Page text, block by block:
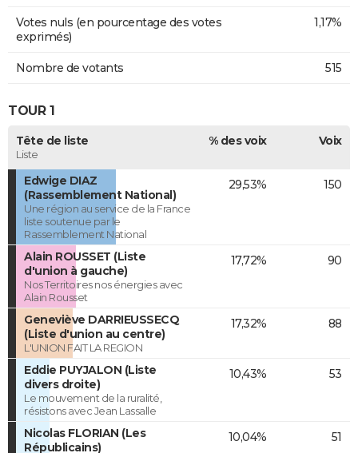
Votes nuls (en pourcentage des votes
exprimés)
1,17%
Nombre de votants 515
TOUR 1
Tête de liste
Liste
% des voix Voix
Edwige DIAZ
(Rassemblement National)
Une région au service de la France
liste soutenue par le
Rassemblement National
29,53% 150
Alain ROUSSET (Liste
d'union à gauche)
Nos Territoires nos énergies avec
Alain Rousset
17,72% 90
Geneviève DARRIEUSSECQ
(Liste d'union au centre)
L'UNION FAIT LA REGION
17,32% 88
Eddie PUYJALON (Liste
divers droite)
Le mouvement de la ruralité,
résistons avec Jean Lassalle
10,43% 53
Nicolas FLORIAN (Les
Républicains)
10,04% 51